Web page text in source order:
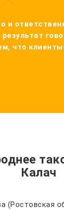
и
что
Калач
(Ростовская